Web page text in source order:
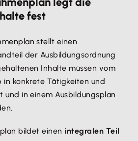
fest
stellt einen
der Ausbildungsordnung
Inhalte müssen vom
in konkrete Tätigkeiten und
und in einem Ausbildungsplan
bildet einen integralen Teil